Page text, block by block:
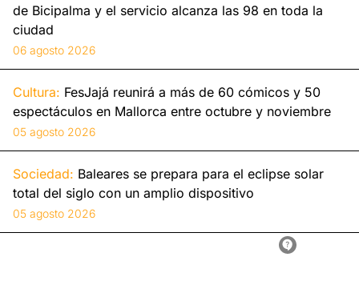
de Bicipalma y el servicio alcanza las 98 en toda la
ciudad
06 agosto 2026
Cultura: FesJajá reunirá a más de 60 cómicos y 50
espectáculos en Mallorca entre octubre y noviembre
05 agosto 2026
Sociedad: Baleares se prepara para el eclipse solar
total del siglo con un amplio dispositivo
05 agosto 2026